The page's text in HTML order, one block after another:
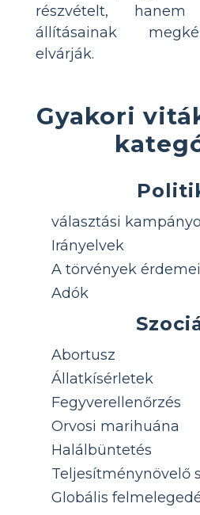
részvételt,
állításainak
elvárják.
Gyakori
választási
Irányelvek
A törvények érdemei
Adók
Abortusz
Állatkísérletek
Fegyverellenőrzés
Orvosi marihuána
Halálbüntetés
Teljesítménynövelő
Globális